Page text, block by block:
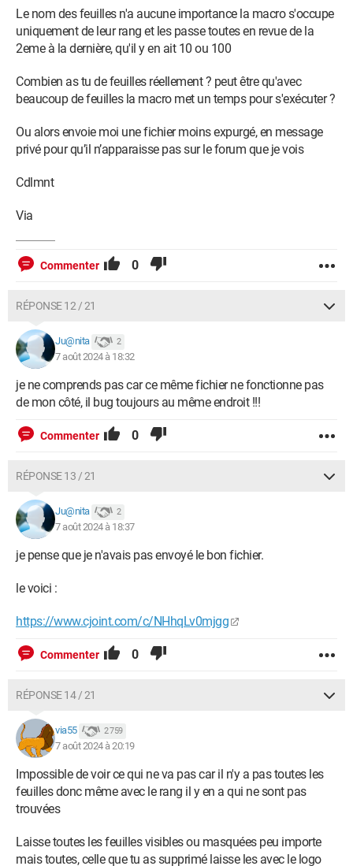
Le nom des feuilles n'a aucune importance la macro s'occupe
uniquement de leur rang et les passe toutes en revue de la
2eme à la dernière, qu'il y en ait 10 ou 100
Combien as tu de feuilles réellement ? peut être qu'avec
beaucoup de feuilles la macro met un temps pour s'exécuter ?
Ou alors envoie moi une fichier moins expurgé, en message
privé pour qu’il n’apparaisse pas sur le forum que je vois
Cdlmnt
Via
Commenter 0
RÉPONSE 12 / 21
Ju@nita 2
7 août 2024 à 18:32
je ne comprends pas car ce même fichier ne fonctionne pas
de mon côté, il bug toujours au même endroit !!!
Commenter 0
RÉPONSE 13 / 21
Ju@nita 2
7 août 2024 à 18:37
je pense que je n'avais pas envoyé le bon fichier.
le voici :
https://www.cjoint.com/c/NHhqLv0mjgg
Commenter 0
RÉPONSE 14 / 21
via55 2 759
7 août 2024 à 20:19
Impossible de voir ce qui ne va pas car il n'y a pas toutes les
feuilles donc même avec le rang il y en a qui ne sont pas
trouvées
Laisse toutes les feuilles visibles ou masquées peu importe
mais toutes, celle que tu as supprimé laisse les avec le logo